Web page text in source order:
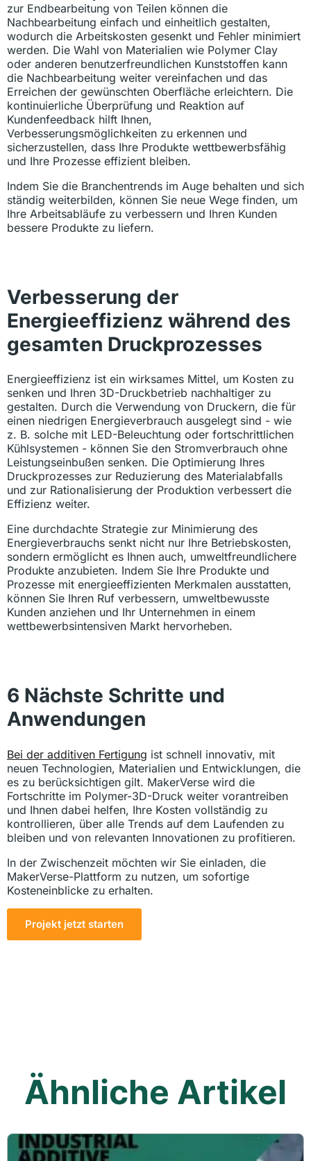
zur Endbearbeitung von Teilen können die
Nachbearbeitung einfach und einheitlich gestalten,
wodurch die Arbeitskosten gesenkt und Fehler minimiert
werden. Die Wahl von Materialien wie Polymer Clay
oder anderen benutzerfreundlichen Kunststoffen kann
die Nachbearbeitung weiter vereinfachen und das
Erreichen der gewünschten Oberfläche erleichtern. Die
kontinuierliche Überprüfung und Reaktion auf
Kundenfeedback hilft Ihnen,
Verbesserungsmöglichkeiten zu erkennen und
sicherzustellen, dass Ihre Produkte wettbewerbsfähig
und Ihre Prozesse effizient bleiben.
Indem Sie die Branchentrends im Auge behalten und sich
ständig weiterbilden, können Sie neue Wege finden, um
Ihre Arbeitsabläufe zu verbessern und Ihren Kunden
bessere Produkte zu liefern.
Verbesserung der
Energieeffizienz während des
gesamten Druckprozesses
Energieeffizienz ist ein wirksames Mittel, um Kosten zu
senken und Ihren 3D-Druckbetrieb nachhaltiger zu
gestalten. Durch die Verwendung von Druckern, die für
einen niedrigen Energieverbrauch ausgelegt sind - wie
z. B. solche mit LED-Beleuchtung oder fortschrittlichen
Kühlsystemen - können Sie den Stromverbrauch ohne
Leistungseinbußen senken. Die Optimierung Ihres
Druckprozesses zur Reduzierung des Materialabfalls
und zur Rationalisierung der Produktion verbessert die
Effizienz weiter.
Eine durchdachte Strategie zur Minimierung des
Energieverbrauchs senkt nicht nur Ihre Betriebskosten,
sondern ermöglicht es Ihnen auch, umweltfreundlichere
Produkte anzubieten. Indem Sie Ihre Produkte und
Prozesse mit energieeffizienten Merkmalen ausstatten,
können Sie Ihren Ruf verbessern, umweltbewusste
Kunden anziehen und Ihr Unternehmen in einem
wettbewerbsintensiven Markt hervorheben.
6 Nächste Schritte und
Anwendungen
Bei der additiven Fertigung ist schnell innovativ, mit
neuen Technologien, Materialien und Entwicklungen, die
es zu berücksichtigen gilt. MakerVerse wird die
Fortschritte im Polymer-3D-Druck weiter vorantreiben
und Ihnen dabei helfen, Ihre Kosten vollständig zu
kontrollieren, über alle Trends auf dem Laufenden zu
bleiben und von relevanten Innovationen zu profitieren.
In der Zwischenzeit möchten wir Sie einladen, die
MakerVerse-Plattform zu nutzen, um sofortige
Kosteneinblicke zu erhalten.
Projekt jetzt starten
Ähnliche Artikel